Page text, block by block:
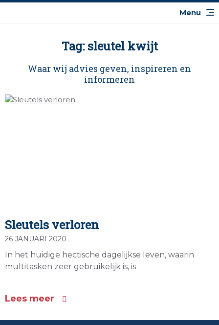
Tag: sleutel kwijt
Waar wij advies geven, inspireren en
informeren
Sleutels verloren
26 JANUARI 2020
In het huidige hectische dagelijkse leven, waarin
multitasken zeer gebruikelijk is, is
Lees meer